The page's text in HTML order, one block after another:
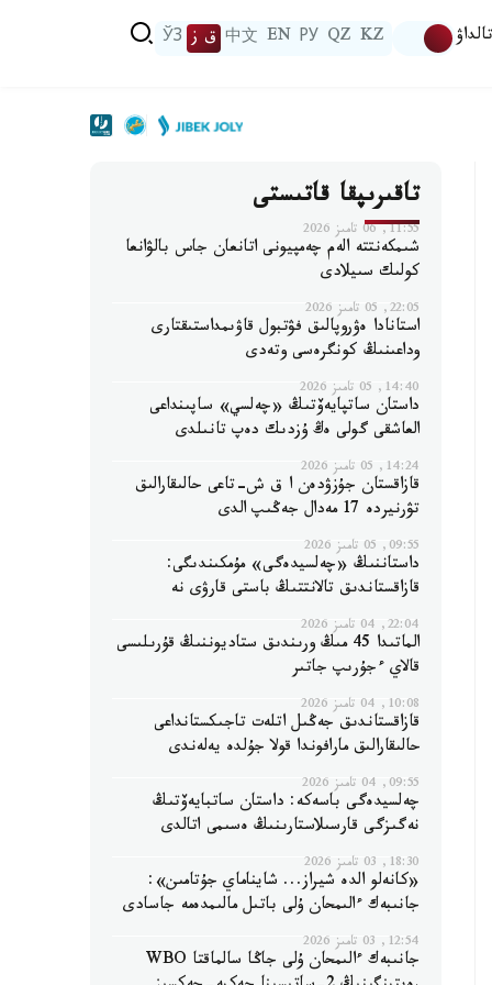
تالداۋ KZ
QZ
РУ
EN
中文 ق ز ЎЗ
تاقىرىپقا قاتىستى
11:55, 06 تامىز 2026
شىمكەنتتە الەم چەمپيونى اتانعان جاس بالۋانعا
كولىك سىيلادى
22:05, 05 تامىز 2026
استانادا ەۋروپالىق فۋتبول قاۋىمداستىقتارى
وداعىنىڭ كونگرەسى وتەدى
14:40, 05 تامىز 2026
داستان ساتپايەۆتىڭ «چەلسي» ساپىنداعى
العاشقى گولى ەڭ ۇزدىك دەپ تانىلدى
14:24, 05 تامىز 2026
قازاقستان جۇزۋدەن ا ق ش-تاعى حالىقارالىق
تۋرنيردە 17 مەدال جەڭىپ الدى
09:55, 05 تامىز 2026
داستاننىڭ «چەلسيدەگى» مۇمكىندىگى:
قازاقستاندىق تالانتتىڭ باستى قارۋى نە
22:04, 04 تامىز 2026
الماتىدا 45 مىڭ ورىندىق ستاديوننىڭ قۇرىلىسى
قالاي ءجۇرىپ جاتىر
10:08, 04 تامىز 2026
قازاقستاندىق جەڭىل اتلەت تاجىكستانداعى
حالىقارالىق مارافوندا قولا جۇلدە يەلەندى
09:55, 04 تامىز 2026
چەلسيدەگى باسەكە: داستان ساتبايەۆتىڭ
نەگىزگى قارسىلاستارىنىڭ ەسىمى اتالدى
18:30, 03 تامىز 2026
«كانەلو الدە شيراز... شايناماي جۇتامىن»:
جانىبەك ءالىمحان ۇلى باتىل مالىمدەمە جاسادى
12:54, 03 تامىز 2026
جانىبەك ءالىمحان ۇلى جاڭا سالماقتا WBO